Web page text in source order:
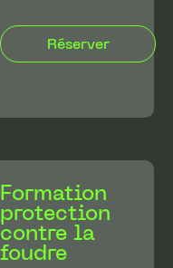
Formation
protection
contre la
foudre